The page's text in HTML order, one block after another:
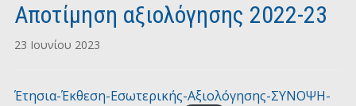
Αποτίμηση αξιολόγησης 2022-23
23 Ιουνίου 2023
Έτησια-Έκθεση-Εσωτερικής-Αξιολόγησης-ΣΥΝΟΨΗ-